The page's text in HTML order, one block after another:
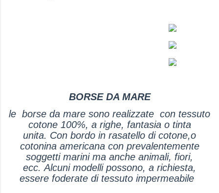
BORSE DA MARE
le borse da mare sono realizzate con tessuto
cotone 100%, a righe, fantasia o tinta
unita. Con bordo in rasatello di cotone,o
cotonina americana con prevalentemente
soggetti marini ma anche animali, fiori,
ecc. Alcuni modelli possono, a richiesta,
essere foderate di tessuto impermeabile